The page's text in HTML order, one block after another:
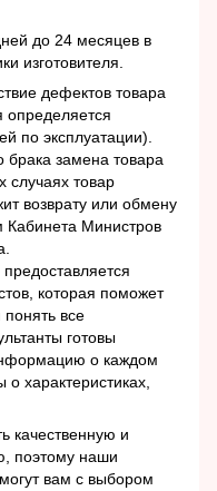
до 24 месяцев в
изготовителя.
дефектов товара
определяется
по эксплуатации).
брака замена товара
случаях товар
возврату или обмену
Кабинета Министров
которая поможет
все
готовы
о каждом
характеристиках,
качественную и
поэтому наши
вам с выбором